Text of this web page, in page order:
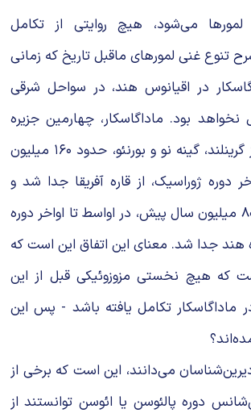
می‌شود، هیچ روایتی از تکامل
تنوع غنی لمورهای ماقبل تاریخ که زمانی
در اقیانوس هند، در سواحل شرقی
نخواهد بود. ماداگاسکار، چهارمین جزیره
بزرگ جهان پس از گرینلند، گینه نو و بورنئو، حدود ۱۶۰ میلیون
دوره ژوراسیک، از قاره آفریقا جدا شد و
سپس بین ۱۰۰ تا ۸۰ میلیون سال پیش، در اواسط تا اواخر دوره
هند جدا شد. معنای این اتفاق این است که
که هیچ نخستی مزوزوئیکی قبل از این
ماداگاسکار تکامل یافته باشد - پس این
می‌دانند، این است که برخی از
دوره پالئوسن یا ائوسن توانستند از